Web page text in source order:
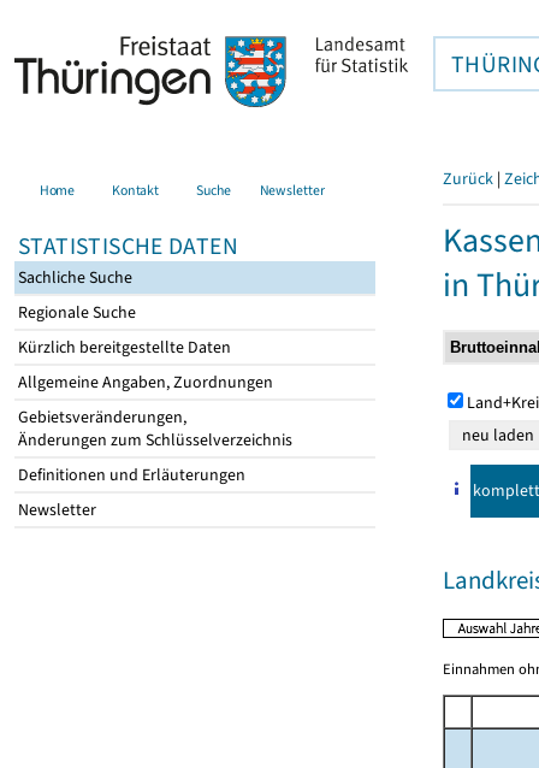
Home Kontakt Suche Newsletter
STATISTISCHE DATEN
Sachliche Suche
Regionale Suche
Kürzlich bereitgestellte Daten
Allgemeine Angaben, Zuordnungen
Gebietsveränderungen,
Änderungen zum Schlüsselverzeichnis
Definitionen und Erläuterungen
Newsletter
Zurück |
in
komplett
Einnahmen